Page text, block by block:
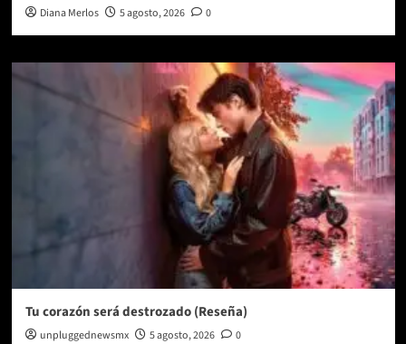
Diana Merlos 5 agosto, 2026 0
Tu corazón será destrozado (Reseña)
unpluggednewsmx 5 agosto, 2026 0